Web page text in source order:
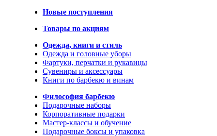
Новые поступления
Товары по акциям
Одежда, книги и стиль
Одежда и головные уборы
Фартуки, перчатки и рукавицы
Сувениры и аксессуары
Книги по барбекю и винам
Философия барбекю
Подарочные наборы
Корпоративные подарки
Мастер-классы и обучение
Подарочные боксы и упаковка